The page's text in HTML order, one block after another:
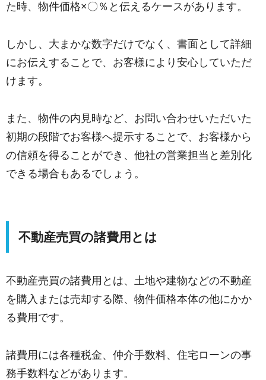
た時、物件価格×〇％と伝えるケースがあります。
しかし、大まかな数字だけでなく、書面として詳細
にお伝えすることで、お客様により安心していただ
けます。
また、物件の内見時など、お問い合わせいただいた
初期の段階でお客様へ提示することで、お客様から
の信頼を得ることができ、他社の営業担当と差別化
できる場合もあるでしょう。
不動産売買の諸費用とは
不動産売買の諸費用とは、土地や建物などの不動産
を購入または売却する際、物件価格本体の他にかか
る費用です。
諸費用には各種税金、仲介手数料、住宅ローンの事
務手数料などがあります。